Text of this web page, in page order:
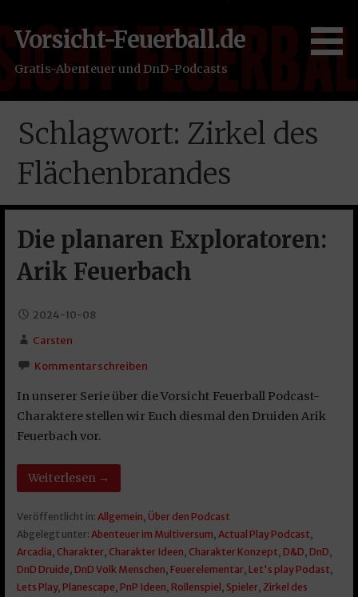
Inhalt
springen
Vorsicht-Feuerball.de
Gratis-Abenteuer und DnD-Podcasts
Schlagwort: Zirkel des
Flächenbrandes
Die planaren Exploratoren:
Arik Feuerbach
2024-10-08
Carsten
Kommentar schreiben
In unserer Serie über die Vorsicht Feuerball Podcast-
Charaktere stellen wir Euch diesmal den Druiden Arik
Feuerbach vor.
Weiterlesen →
Veröffentlicht in: Allgemein Über den Podcast
Abgelegt unter: Abenteuer im Multiversum Actual Play Podcast
Arcadia Charakter, Charakter Ideen Charakter Konzept D&D DnD
DnD Druide DnD Volk Menschen Feuerelementar, Let's play Podast
Lets Play, Planescape PnP Ideen Rollenspiel Spieler, Zirkel des